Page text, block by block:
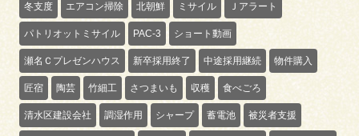
冬支度 エアコン掃除 北朝鮮 ミサイル Ｊアラート
パトリオットミサイル PAC-3 ショート動画
瀬名Ｃプレゼンハウス 新卒採用終了 中途採用継続 物件購入
匠宿 陶芸 竹細工 さつまいも 収穫 食べごろ
清水区建設会社 調湿作用 シャープ 蓄電池 被災者支援